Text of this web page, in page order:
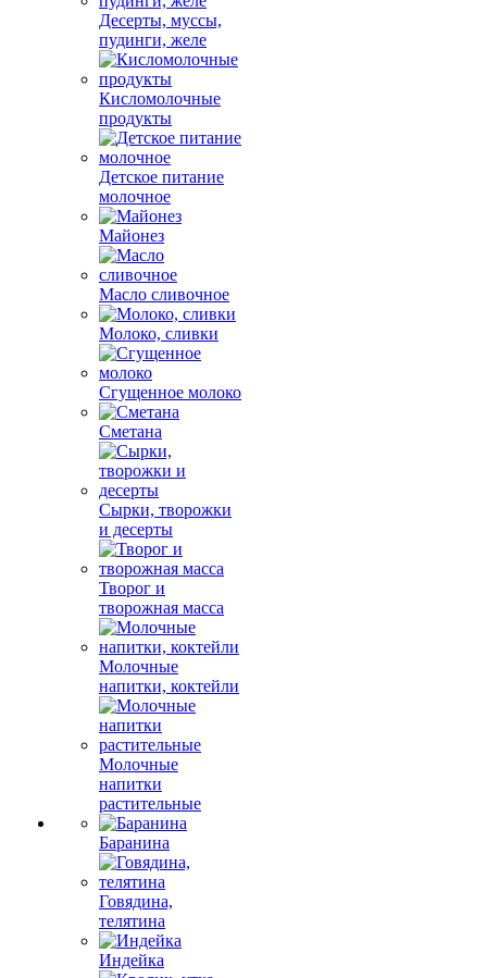
Десерты, муссы,
пудинги, желе
Кисломолочные
продукты
Детское питание
молочное
Майонез
Масло сливочное
Молоко, сливки
Сгущенное молоко
Сметана
Сырки, творожки
и десерты
Творог и
творожная масса
Молочные
напитки, коктейли
Молочные
напитки
растительные
Баранина
Говядина,
телятина
Индейка